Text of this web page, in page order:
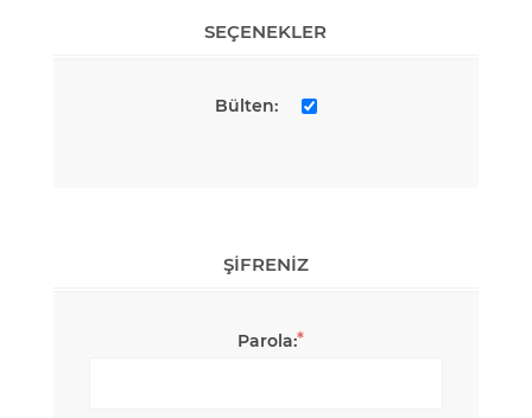
SEÇENEKLER
Bülten:
ŞIFRENIZ
Parola:*